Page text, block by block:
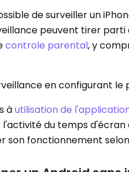
de surveiller un
peuvent tirer
controle parental, y
en configurant
àutilisation de
l'activité du temps
son fonctionnement